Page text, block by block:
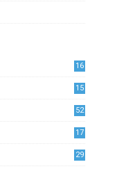
16
15
52
17
29